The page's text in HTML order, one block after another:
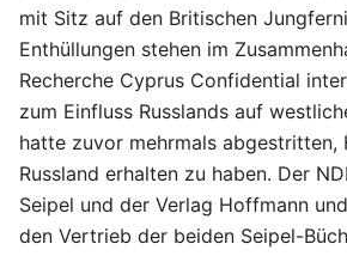
mit Sitz auf den Britischen
Enthüllungen stehen im
Recherche Cyprus Confidential
zum Einfluss Russlands auf
hatte zuvor mehrmals abgestritten,
Russland erhalten zu haben. Der
Seipel und der Verlag Hoffmann
den Vertrieb der beiden Seipel-